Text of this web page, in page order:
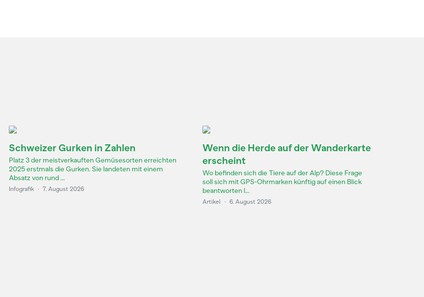
Schweizer Gurken in Zahlen
Platz 3 der meistverkauften Gemüsesorten erreichten
2025 erstmals die Gurken. Sie landeten mit einem
Absatz von rund ...
Infografik · 7. August 2026
Wenn die Herde auf der Wanderkarte
erscheint
Wo befinden sich die Tiere auf der Alp? Diese Frage
soll sich mit GPS-Ohrmarken künftig auf einen Blick
beantworten l...
Artikel · 6. August 2026